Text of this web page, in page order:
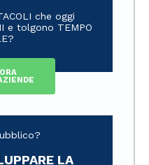
che oggi
e tolgono TEMPO
LA